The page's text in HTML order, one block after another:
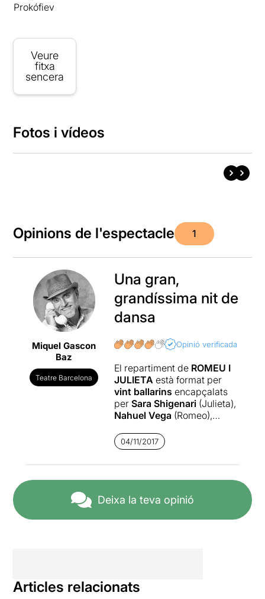
Prokófiev
Veure
fitxa
sencera
Fotos i vídeos
Opinions de l'espectacle 1
Miquel Gascon
Baz
Teatre Barcelona
Una gran,
grandíssima nit de
dansa
Opinió verificada
El repartiment de ROMEU I
JULIETA està format per
vint ballarins encapçalats
per Sara Shigenari(Julieta),
Nahuel Vega (Romeo),
(Teobaldo) i
Dyck(Mercutio). Tots vint
destaquen per la seva
Aquesta proposta està
situada en un marc
intemporalperquè aquesta
espai.
mort dels amants en unes
04/11/2017
Deixa la teva opinió
Articles relacionats